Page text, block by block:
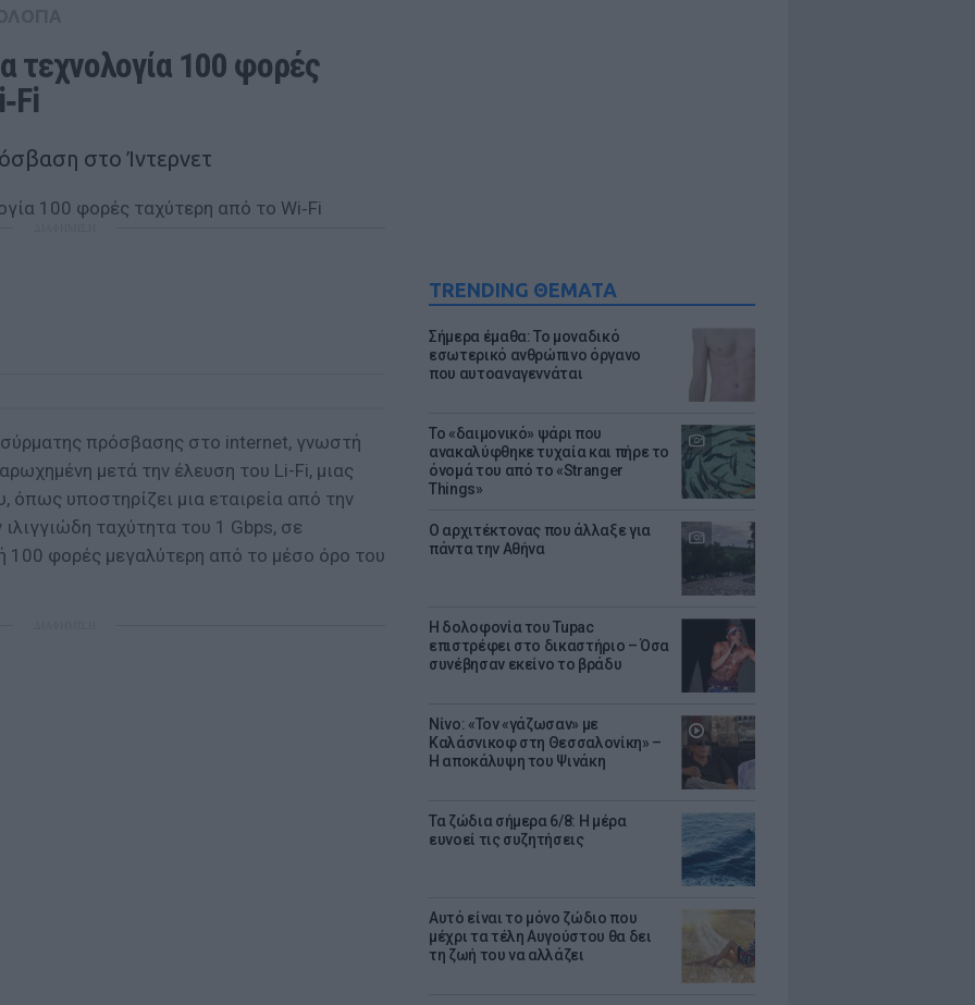
TRENDING ΘΕΜΑΤΑ
Σήμερα έμαθα: Το μοναδικό
εσωτερικό ανθρώπινο όργανο
που αυτοαναγεννάται
Το «δαιμονικό» ψάρι που
ανακαλύφθηκε τυχαία και πήρε το
όνομά του από το «Stranger
Things»
Ο αρχιτέκτονας που άλλαξε για
πάντα την Αθήνα
Η δολοφονία του Tupac
επιστρέφει στο δικαστήριο – Όσα
συνέβησαν εκείνο το βράδυ
Νίνο: «Τον «γάζωσαν» με
Καλάσνικοφ στη Θεσσαλονίκη» –
Η αποκάλυψη του Ψινάκη
Τα ζώδια σήμερα 6/8: Η μέρα
ευνοεί τις συζητήσεις
Αυτό είναι το μόνο ζώδιο που
μέχρι τα τέλη Αυγούστου θα δει
τη ζωή του να αλλάζει
τεχνολογία 100 φορές
στο Ίντερνετ
πρόσβασης στο internet, γνωστή
μετά την έλευση του Li-Fi, μιας
όπως υποστηρίζει μια εταιρεία από την
ταχύτητα του 1 Gbps, σε
100 φορές μεγαλύτερη από το μέσο όρο του